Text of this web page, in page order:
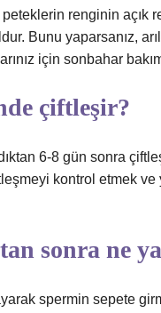
renginin açık
Bunu yaparsanız,
için sonbahar
çiftleşir?
6-8 gün sonra
kontrol etmek
sonra ne
spermin sepete